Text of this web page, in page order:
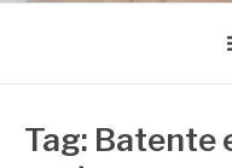
Tag: Batente